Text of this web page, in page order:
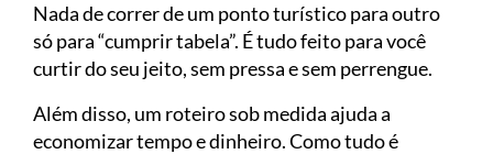
Nada de correr de um ponto turístico para outro
só para “cumprir tabela”. É tudo feito para você
curtir do seu jeito, sem pressa e sem perrengue.
Além disso, um roteiro sob medida ajuda a
economizar tempo e dinheiro. Como tudo é